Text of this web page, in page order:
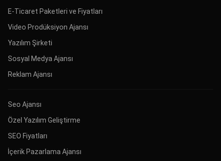
E-Ticaret Paketleri ve Fiyatları
Video Prodüksiyon Ajansı
Yazılım Şirketi
Sosyal Medya Ajansı
Reklam Ajansı
Seo Ajansı
Özel Yazılım Geliştirme
SEO Fiyatları
İçerik Pazarlama Ajansı